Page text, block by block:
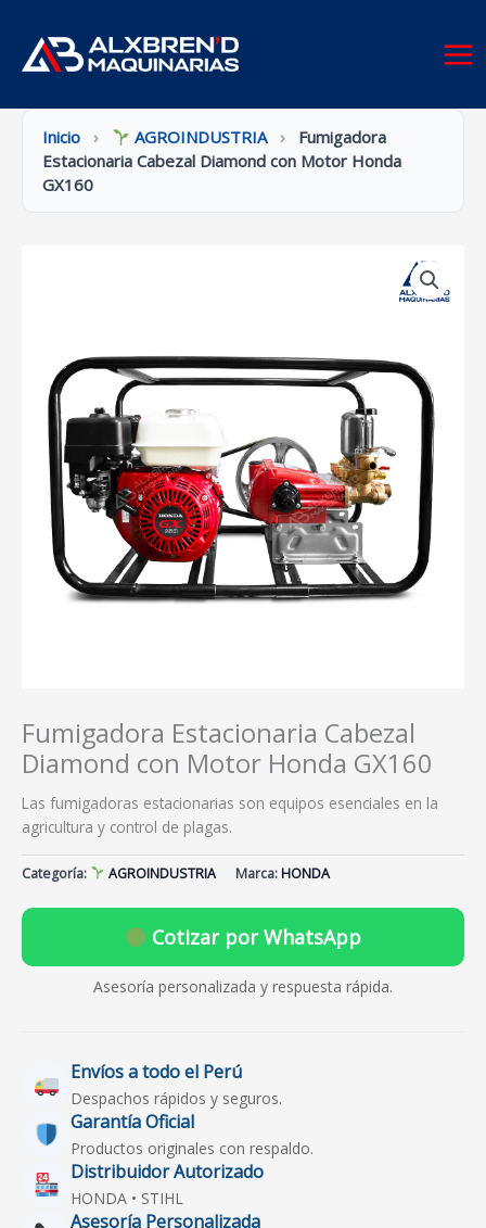
contenido
Inicio › AGROINDUSTRIA ›
Fumigadora
Estacionaria Cabezal Diamond con Motor Honda
GX160
Fumigadora Estacionaria Cabezal
Diamond con Motor Honda GX160
Las fumigadoras estacionarias son equipos esenciales en la
agricultura y control de plagas.
Categoría: AGROINDUSTRIA Marca:HONDA
Cotizar por WhatsApp
Asesoría personalizada y respuesta rápida.
Envíos a todo el Perú
Despachos rápidos y seguros.
Garantía Oficial
Productos originales con respaldo.
Distribuidor Autorizado
HONDA • STIHL
Asesoría Personalizada